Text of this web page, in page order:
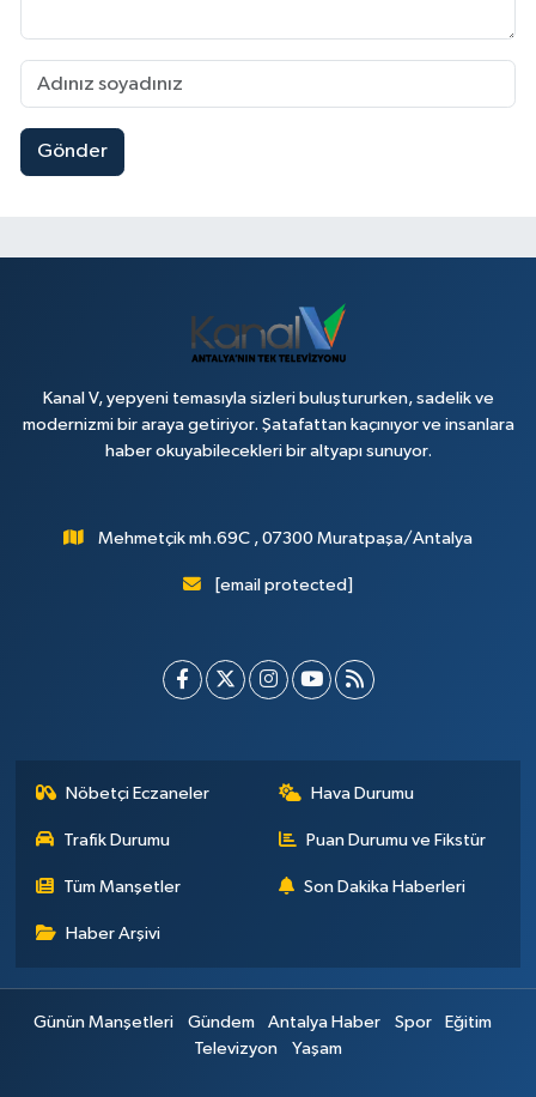
Gönder
Kanal V, yepyeni temasıyla sizleri buluştururken, sadelik ve
modernizmi bir araya getiriyor. Şatafattan kaçınıyor ve insanlara
haber okuyabilecekleri bir altyapı sunuyor.
Mehmetçik mh.69C , 07300 Muratpaşa/Antalya
[email protected]
Nöbetçi Eczaneler Hava Durumu
Trafik Durumu Puan Durumu ve Fikstür
Tüm Manşetler Son Dakika Haberleri
Haber Arşivi
Günün Manşetleri Gündem Antalya Haber Spor
Eğitim
Televizyon
Yaşam